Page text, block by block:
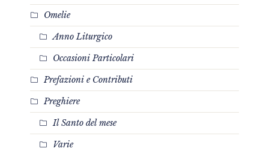
Omelie
Anno Liturgico
Occasioni Particolari
Prefazioni e Contributi
Preghiere
Il Santo del mese
Varie